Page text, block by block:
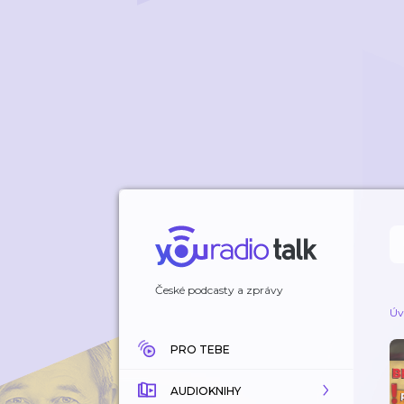
České podcasty a zprávy
PRO TEBE
AUDIOKNIHY